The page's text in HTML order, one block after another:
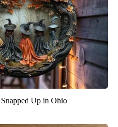
Up in Ohio